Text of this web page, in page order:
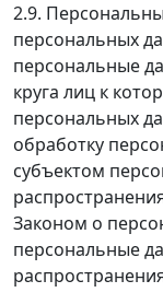
2.9.
персональных
персональные
круга лиц к
персональных
обработку
субъектом
Законом о
персональные